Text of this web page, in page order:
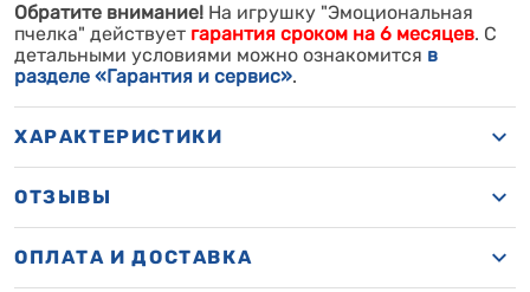
Обратите внимание! На игрушку "Эмоциональная
пчелка" действует гарантия сроком на 6 месяцев. С
детальными условиями можно ознакомится в
разделе «Гарантия и сервис».
ХАРАКТЕРИСТИКИ
ОТЗЫВЫ
ОПЛАТА И ДОСТАВКА